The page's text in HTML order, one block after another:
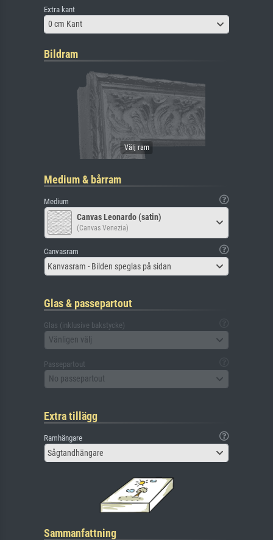
Extra kant
0 cm Kant
Bildram
Medium & bårram
Medium
Canvas Leonardo (satin)
(Canvas Venezia)
Canvasram
Kanvasram - Bilden speglas på sidan
Glas & passepartout
Glas (inklusive bakstycke)
Vänligen välj
Passepartout
No passepartout
Extra tillägg
Ramhängare
Sågtandhängare
Sammanfattning